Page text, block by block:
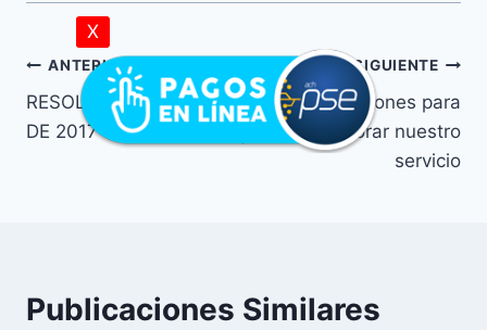
ANTERIOR
RESOLUCIÓN N. 0891
DE 2017
SIGUIENTE
Inversiones para
mejorar nuestro
servicio
Publicaciones Similares
X